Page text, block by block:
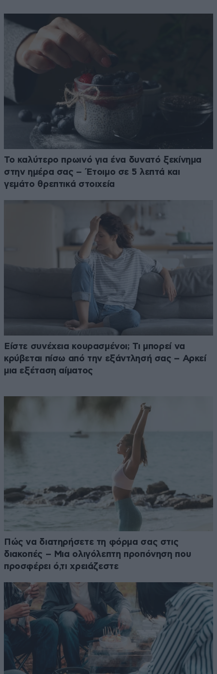
Το καλύτερο πρωινό για ένα δυνατό ξεκίνημα
στην ημέρα σας – Έτοιμο σε 5 λεπτά και
γεμάτο θρεπτικά στοιχεία
Είστε συνέχεια κουρασμένοι; Τι μπορεί να
κρύβεται πίσω από την εξάντλησή σας – Αρκεί
μια εξέταση αίματος
Πώς να διατηρήσετε τη φόρμα σας στις
διακοπές – Μια ολιγόλεπτη προπόνηση που
προσφέρει ό,τι χρειάζεστε